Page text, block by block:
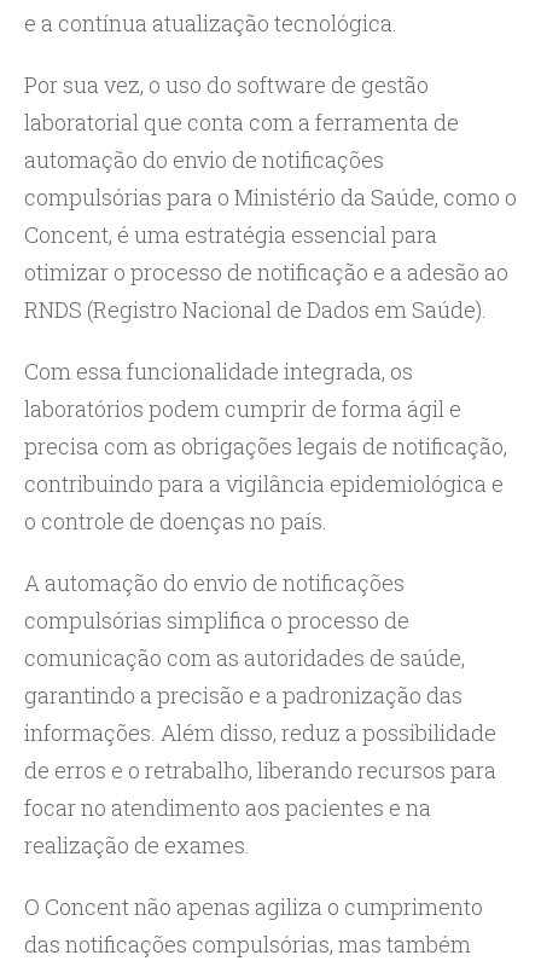
e a contínua atualização tecnológica.
Por sua vez, o uso do software de gestão
laboratorial que conta com a ferramenta de
automação do envio de notificações
compulsórias para o Ministério da Saúde, como o
Concent, é uma estratégia essencial para
otimizar o processo de notificação e a adesão ao
RNDS (Registro Nacional de Dados em Saúde).
Com essa funcionalidade integrada, os
laboratórios podem cumprir de forma ágil e
precisa com as obrigações legais de notificação,
contribuindo para a vigilância epidemiológica e
o controle de doenças no país.
A automação do envio de notificações
compulsórias simplifica o processo de
comunicação com as autoridades de saúde,
garantindo a precisão e a padronização das
informações. Além disso, reduz a possibilidade
de erros e o retrabalho, liberando recursos para
focar no atendimento aos pacientes e na
realização de exames.
O Concent não apenas agiliza o cumprimento
das notificações compulsórias, mas também